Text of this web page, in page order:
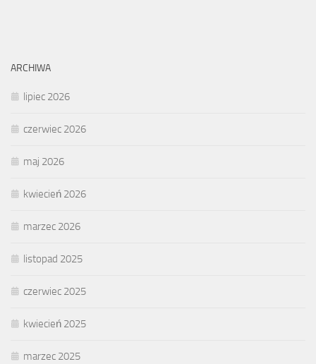
ARCHIWA
lipiec 2026
czerwiec 2026
maj 2026
kwiecień 2026
marzec 2026
listopad 2025
czerwiec 2025
kwiecień 2025
marzec 2025